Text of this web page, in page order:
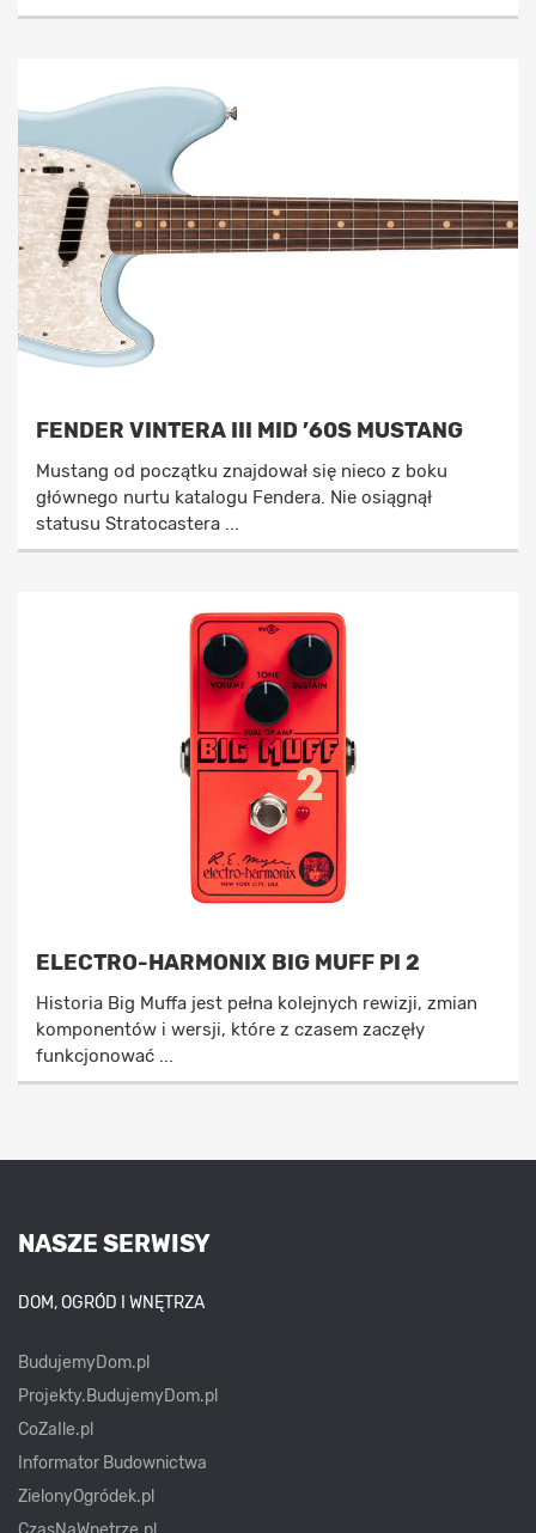
FENDER VINTERA III MID ’60S MUSTANG
Mustang od początku znajdował się nieco z boku
głównego nurtu katalogu Fendera. Nie osiągnął
statusu Stratocastera ...
ELECTRO-HARMONIX BIG MUFF PI 2
Historia Big Muffa jest pełna kolejnych rewizji, zmian
komponentów i wersji, które z czasem zaczęły
funkcjonować ...
NASZE SERWISY
DOM, OGRÓD I WNĘTRZA
BudujemyDom.pl
Projekty.BudujemyDom.pl
CoZaIle.pl
Informator Budownictwa
ZielonyOgródek.pl